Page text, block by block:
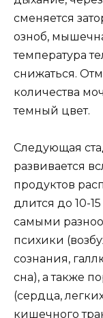
сменяется
озноб,
температура
снижаться.
количества
темный цвет.
Следующая
развивается
продуктов
длится до 10-
самыми
психики
сознания,
сна), а также
(сердца,
кишечного